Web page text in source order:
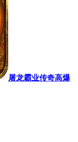
屠龙霸业传奇高爆